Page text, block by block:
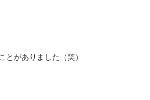
とがありました（笑）